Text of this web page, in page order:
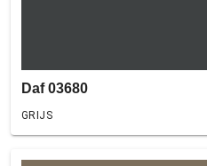
Daf 03680
GRIJS